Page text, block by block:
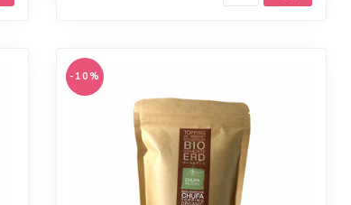
-10%